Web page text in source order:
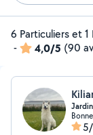
6 Particuliers et
-
4,0/5 (90